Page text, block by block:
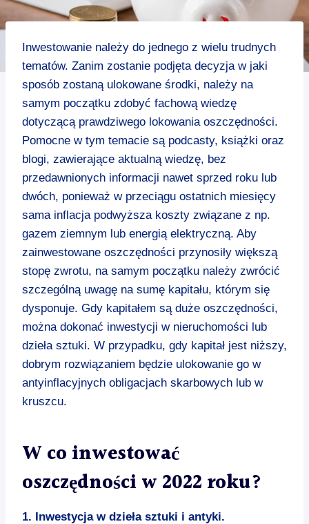
Inwestowanie należy do jednego z wielu trudnych
tematów. Zanim zostanie podjęta decyzja w jaki
sposób zostaną ulokowane środki, należy na
samym początku zdobyć fachową wiedzę
dotyczącą prawdziwego lokowania oszczędności.
Pomocne w tym temacie są podcasty, książki oraz
blogi, zawierające aktualną wiedzę, bez
przedawnionych informacji nawet sprzed roku lub
dwóch, ponieważ w przeciągu ostatnich miesięcy
sama inflacja podwyższa koszty związane z np.
gazem ziemnym lub energią elektryczną. Aby
zainwestowane oszczędności przynosiły większą
stopę zwrotu, na samym początku należy zwrócić
szczególną uwagę na sumę kapitału, którym się
dysponuje. Gdy kapitałem są duże oszczędności,
można dokonać inwestycji w nieruchomości lub
dzieła sztuki. W przypadku, gdy kapitał jest niższy,
dobrym rozwiązaniem będzie ulokowanie go w
antyinflacyjnych obligacjach skarbowych lub w
kruszcu.
W co inwestować
oszczędności w 2022 roku?
1. Inwestycja w dzieła sztuki i antyki.